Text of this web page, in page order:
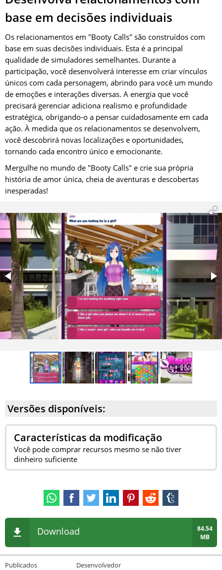
base em decisões individuais
Os relacionamentos em "Booty Calls" são construídos com
base em suas decisões individuais. Esta é a principal
qualidade de simuladores semelhantes. Durante a
participação, você desenvolverá interesse em criar vínculos
únicos com cada personagem, abrindo para você um mundo
de emoções e interações diversas. A energia que você
precisará gerenciar adiciona realismo e profundidade
estratégica, obrigando-o a pensar cuidadosamente em cada
ação. À medida que os relacionamentos se desenvolvem,
você descobrirá novas localizações e oportunidades,
tornando cada encontro único e emocionante.
Mergulhe no mundo de "Booty Calls" e crie sua própria
história de amor única, cheia de aventuras e descobertas
inesperadas!
Versões disponíveis:
Características da modificação
Você pode comprar recursos mesmo se não tiver
dinheiro suficiente
Download
84.54
MB
Publicados Desenvolvedor